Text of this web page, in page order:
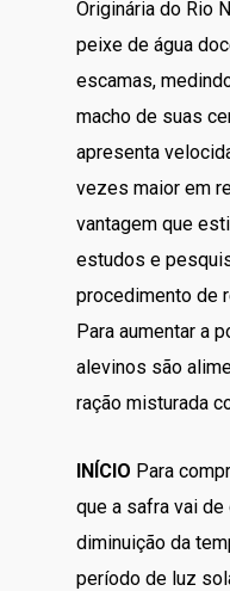
Originária do Rio
peixe de água
escamas,
macho de suas
apresenta
vezes maior em
vantagem que
estudos e
procedimento de
Para aumentar a
alevinos são
ração misturada
INÍCIO Para
que a safra vai de
diminuição da
período de luz